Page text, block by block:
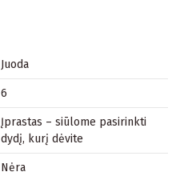
Juoda
6
Įprastas – siūlome pasirinkti
dydį, kurį dėvite
Nėra